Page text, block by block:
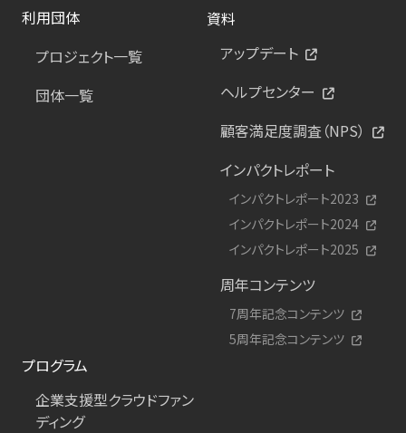
利用団体
プロジェクト一覧
団体一覧
資料
アップデート
ヘルプセンター
顧客満足度調査（NPS）
インパクトレポート
インパクトレポート2023
インパクトレポート2024
インパクトレポート2025
周年コンテンツ
7周年記念コンテンツ
5周年記念コンテンツ
プログラム
企業支援型クラウドファン
ディング